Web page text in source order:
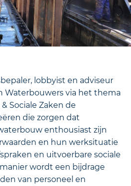
lobbyist en adviseur
Waterbouwers via het thema
Sociale Zaken de
die zorgen dat
enthousiast zijn
en hun werksituatie
en uitvoerbare sociale
wordt een bijdrage
van personeel en